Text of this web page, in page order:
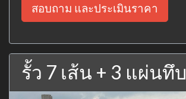
สอบถาม และประเมินราคา
รั้ว 7 เส้น + 3 แผ่นทึบ